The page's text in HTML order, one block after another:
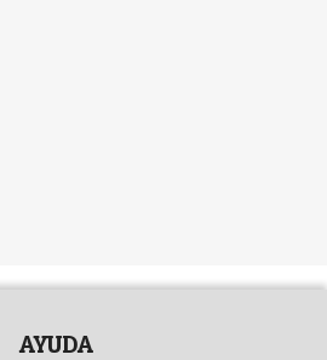
AYUDA